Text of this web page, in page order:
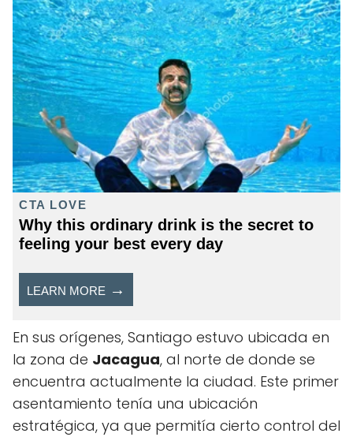
En sus orígenes, Santiago estuvo ubicada en
la zona de Jacagua, al norte de donde se
encuentra actualmente la ciudad. Este primer
asentamiento tenía una ubicación
estratégica, ya que permitía cierto control del